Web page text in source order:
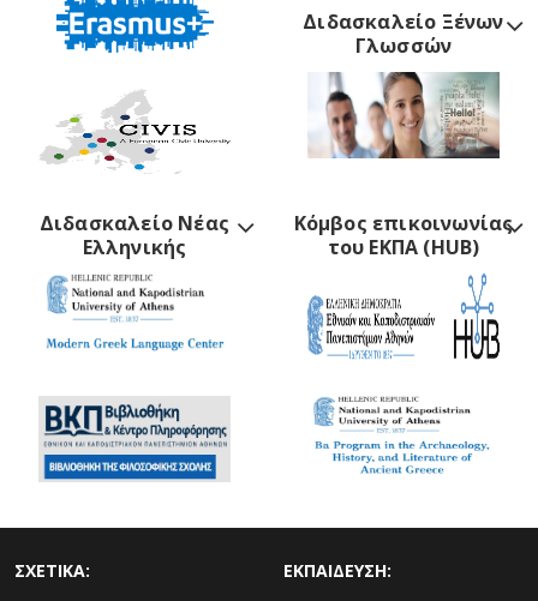
Διδασκαλείο Ξένων
Γλωσσών
Διδασκαλείο Νέας
Ελληνικής
Κόμβος επικοινωνίας
του ΕΚΠΑ (HUB)
ΣΧΕΤΙΚΑ: ΕΚΠΑΙΔΕΥΣΗ: